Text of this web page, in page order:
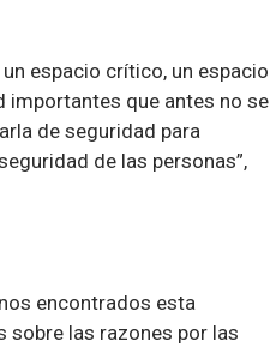
espacio crítico, un espacio
importantes que antes no se
de seguridad para
de las personas”,
encontrados esta
sobre las razones por las